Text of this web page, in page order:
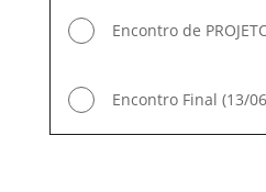
Encontro de
Encontro Final (13/